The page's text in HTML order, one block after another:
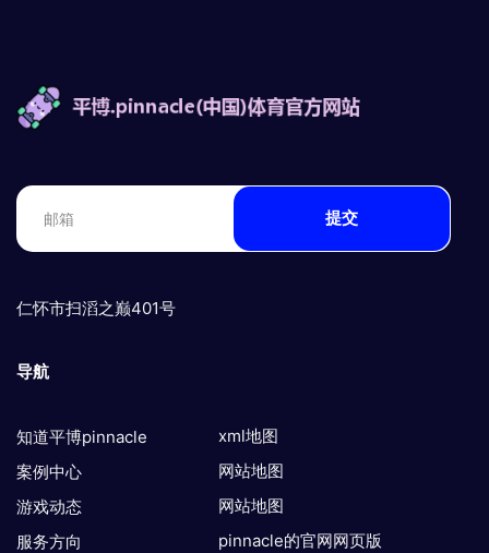
提交
仁怀市扫滔之巅401号
导航
知道平博pinnacle
案例中心
游戏动态
服务方向
xml地图
网站地图
网站地图
pinnacle的官网网页版